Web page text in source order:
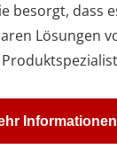
besorgt, dass
Lösungen
Informationen